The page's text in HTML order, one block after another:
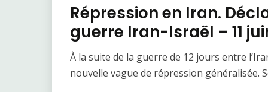
Répression en Iran.
guerre Iran-Israël – 11
À la suite de la guerre de 12 jours entre
nouvelle vague de répression généralisée.